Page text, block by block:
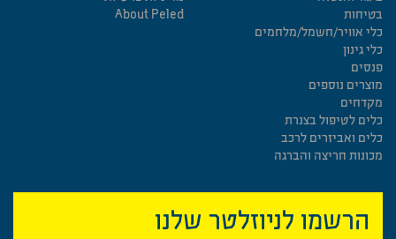
בטיחות
כלי אוויר/חשמל/מלחמים
כלי גינון
פנסים
מוצרים נוספים
מקדחים
כלים לטיפול בצנרת
כלים ואביזרים לרכב
מכונות חריצה והברגה
About Peled
הרשמו לניוזלטר שלנו